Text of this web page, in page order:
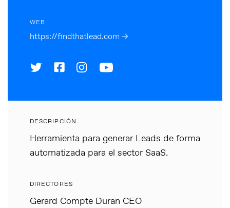
WEB
https://findthatlead.com →
DESCRIPCIÓN
Herramienta para generar Leads de forma
automatizada para el sector SaaS.
DIRECTORES
Gerard Compte Duran CEO